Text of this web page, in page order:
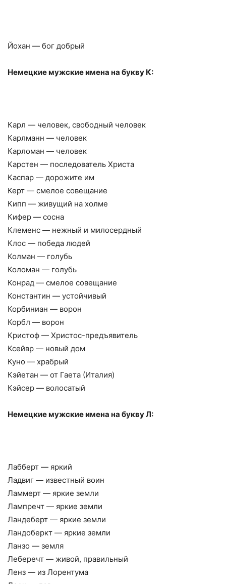
Йохан — бог добрый
Немецкие мужские имена на букву К:
Карл — человек, свободный человек
Карлманн — человек
Карломан — человек
Карстен — последователь Христа
Каспар — дорожите им
Керт — смелое совещание
Кипп — живущий на холме
Кифер — сосна
Клеменс — нежный и милосердный
Клос — победа людей
Колман — голубь
Коломан — голубь
Конрад — смелое совещание
Константин — устойчивый
Корбиниан — ворон
Корбл — ворон
Кристоф — Христос-предъявитель
Ксейвр — новый дом
Куно — храбрый
Кэйетан — от Гаета (Италия)
Кэйсер — волосатый
Немецкие мужские имена на букву Л:
Лабберт — яркий
Ладвиг — известный воин
Ламмерт — яркие земли
Лампречт — яркие земли
Ландеберт — яркие земли
Ландоберкт — яркие земли
Ланзо — земля
Леберечт — живой, правильный
Ленз — из Лорентума